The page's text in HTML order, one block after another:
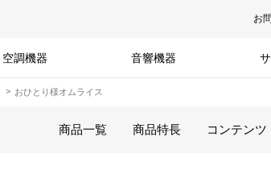
お
空調機器 音響機器
おひとり様オムライス
商品一覧 商品特長 コンテンツ